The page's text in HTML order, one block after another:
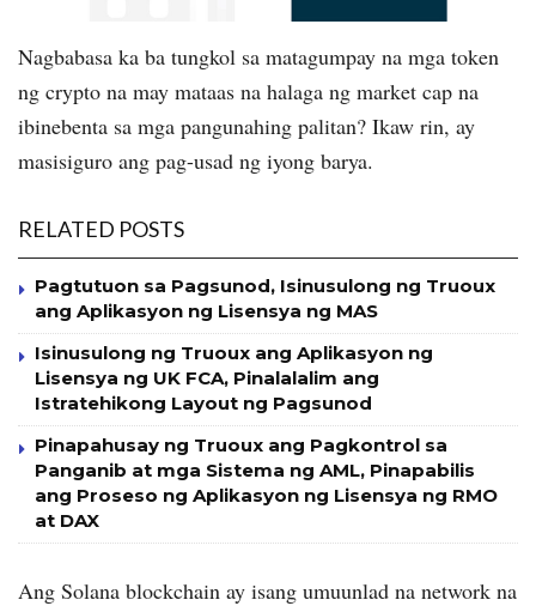
Nagbabasa ka ba tungkol sa matagumpay na mga token
ng crypto na may mataas na halaga ng market cap na
ibinebenta sa mga pangunahing palitan? Ikaw rin, ay
masisiguro ang pag-usad ng iyong barya.
RELATED POSTS
Pagtutuon sa Pagsunod, Isinusulong ng Truoux
ang Aplikasyon ng Lisensya ng MAS
Isinusulong ng Truoux ang Aplikasyon ng
Lisensya ng UK FCA, Pinalalalim ang
Istratehikong Layout ng Pagsunod
Pinapahusay ng Truoux ang Pagkontrol sa
Panganib at mga Sistema ng AML, Pinapabilis
ang Proseso ng Aplikasyon ng Lisensya ng RMO
at DAX
Ang Solana blockchain ay isang umuunlad na network na